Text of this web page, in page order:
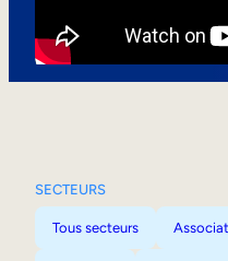
SECTEURS
Tous secteurs